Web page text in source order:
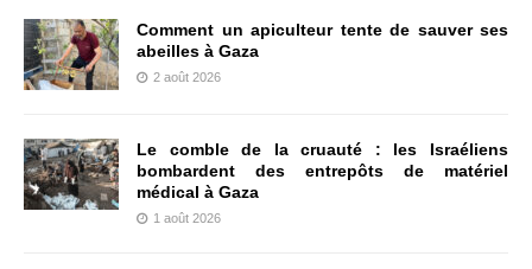
Comment un apiculteur tente de sauver ses
abeilles à Gaza
2 août 2026
Le comble de la cruauté : les Israéliens
bombardent des entrepôts de matériel
médical à Gaza
1 août 2026